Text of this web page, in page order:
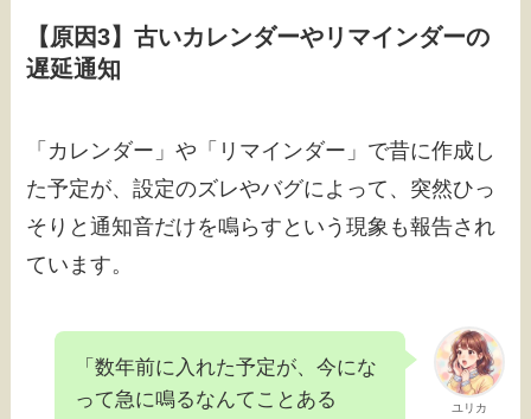
【原因3】古いカレンダーやリマインダーの
遅延通知
「カレンダー」や「リマインダー」で昔に作成し
た予定が、設定のズレやバグによって、突然ひっ
そりと通知音だけを鳴らすという現象も報告され
ています。
ユリカ
「数年前に入れた予定が、今にな
って急に鳴るなんてことある